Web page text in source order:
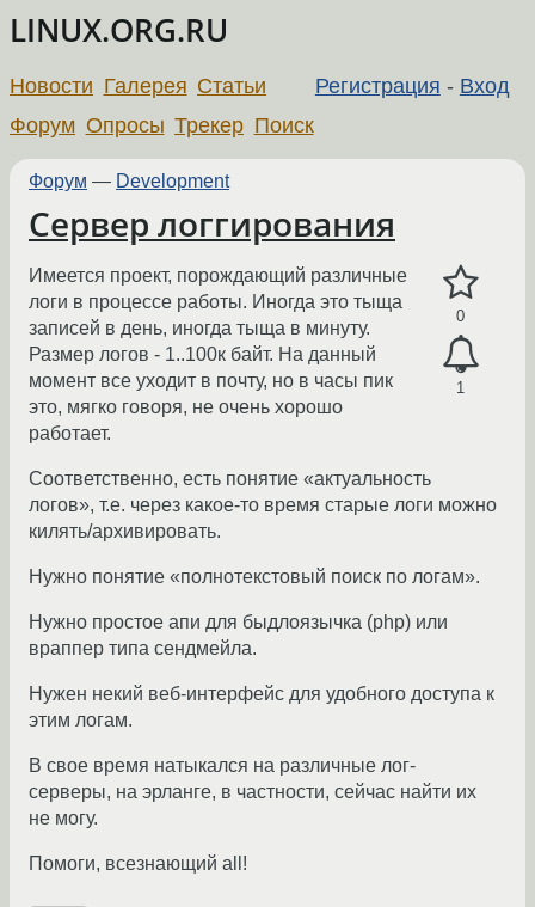
LINUX.ORG.RU
Регистрация - Вход
Новости Галерея Статьи
Форум Опросы Трекер Поиск
Форум — Development
Сервер логгирования
0
1
Имеется проект, порождающий различные
логи в процессе работы. Иногда это тыща
записей в день, иногда тыща в минуту.
Размер логов - 1..100к байт. На данный
момент все уходит в почту, но в часы пик
это, мягко говоря, не очень хорошо
работает.
Соответственно, есть понятие «актуальность
логов», т.е. через какое-то время старые логи можно
килять/архивировать.
Нужно понятие «полнотекстовый поиск по логам».
Нужно простое апи для быдлоязычка (php) или
враппер типа сендмейла.
Нужен некий веб-интерфейс для удобного доступа к
этим логам.
В свое время натыкался на различные лог-
серверы, на эрланге, в частности, сейчас найти их
не могу.
Помоги, всезнающий all!